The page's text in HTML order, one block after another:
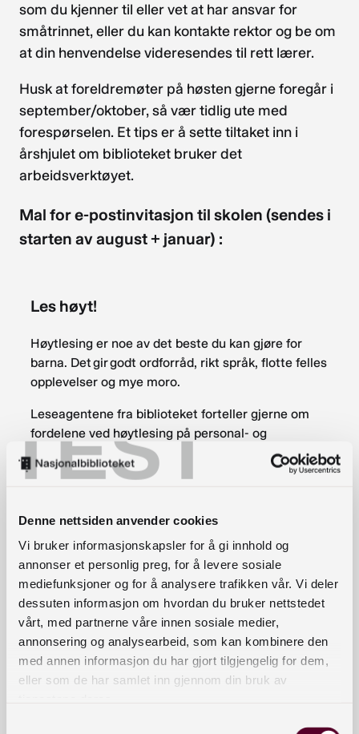
TEST
Denne nettsiden anvender cookies
Vi bruker informasjonskapsler for å gi innhold og
annonser et personlig preg, for å levere sosiale
mediefunksjoner og for å analysere trafikken vår. Vi deler
dessuten informasjon om hvordan du bruker nettstedet
vårt, med partnerne våre innen sosiale medier,
annonsering og analysearbeid, som kan kombinere den
med annen informasjon du har gjort tilgjengelig for dem,
eller som de har samlet inn gjennom din bruk av
som du kjenner til eller vet at har ansvar for
småtrinnet, eller du kan kontakte rektor og be om
at din henvendelse videresendes til rett lærer.
Husk at foreldremøter på høsten gjerne foregår i
september/oktober, så vær tidlig ute med
forespørselen. Et tips er å sette tiltaket inn i
årshjulet om biblioteket bruker det
arbeidsverktøyet.
Mal for e-postinvitasjon til skolen (sendes i
starten av august + januar) :
Les høyt!
Høytlesing er noe av det beste du kan gjøre for
barna. Det gir godt ordforråd, rikt språk, flotte felles
opplevelser og mye moro.
Leseagentene fra biblioteket forteller gjerne om
fordelene ved høytlesing på personal- og
foreldremøter både i vår- og høstsemesteret.
Vi forbereder et opplegg på om lag 30 minutter
-Høytlesing i teoretisk og praktisk perspektiv.
-Råd og ideer til hvordan man kan lese høyt.
-Ny litteratur og gode boktips.
-Litteraturliste med bøker som presenteres og kan
lånes på biblioteket .
Ta kontakt med biblioteket for å avtale tid .